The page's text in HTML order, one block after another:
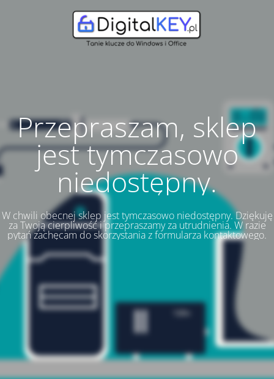
Przepraszam, sklep
jest tymczasowo
niedostępny.
W chwili obecnej sklep jest tymczasowo niedostępny. Dziękuję
za Twoją cierpliwość i przepraszamy za utrudnienia. W razie
pytań zachęcam do skorzystania z formularza kontaktowego.